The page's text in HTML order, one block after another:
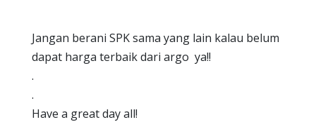
Jangan berani SPK sama yang lain kalau belum
dapat harga terbaik dari argo ya!!
.
.
Have a great day all!